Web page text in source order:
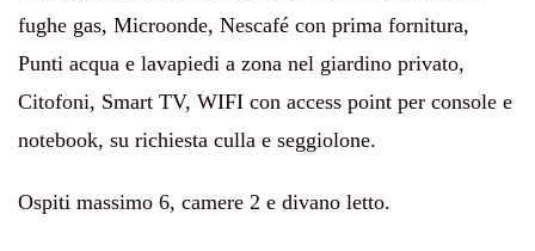
fughe gas, Microonde, Nescafé con prima fornitura,
Punti acqua e lavapiedi a zona nel giardino privato,
Citofoni, Smart TV, WIFI con access point per console e
notebook, su richiesta culla e seggiolone.
Ospiti massimo 6, camere 2 e divano letto.